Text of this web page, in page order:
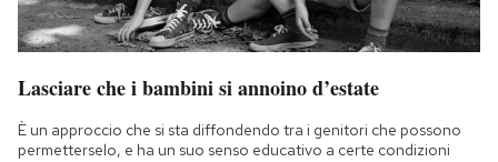
Lasciare che i bambini si annoino d’estate
È un approccio che si sta diffondendo tra i genitori che possono
permetterselo, e ha un suo senso educativo a certe condizioni